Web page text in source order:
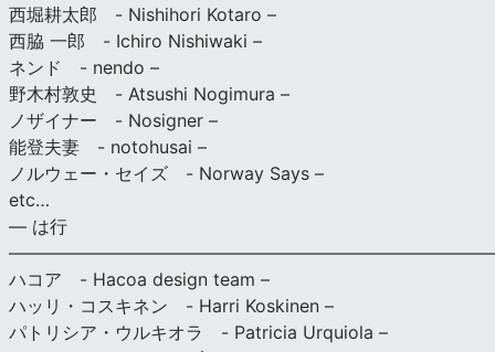
西堀耕太郎 - Nishihori Kotaro –
西脇 一郎 - Ichiro Nishiwaki –
ネンド - nendo –
野木村敦史 - Atsushi Nogimura –
ノザイナー - Nosigner –
能登夫妻 - notohusai –
ノルウェー・セイズ - Norway Says –
etc…
— は行
ハコア - Hacoa design team –
ハッリ・コスキネン - Harri Koskinen –
パトリシア・ウルキオラ - Patricia Urquiola –